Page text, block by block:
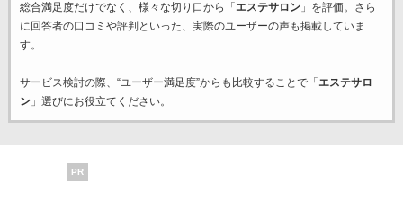
総合満足度だけでなく、様々な切り口から「 エステサロン」を評価。さら
に回答者の口コミや評判といった、実際のユーザーの声も掲載していま
す。
サービス検討の際、“ユーザー満足度”からも比較することで「 エステサロ
ン」選びにお役立てください。
PR